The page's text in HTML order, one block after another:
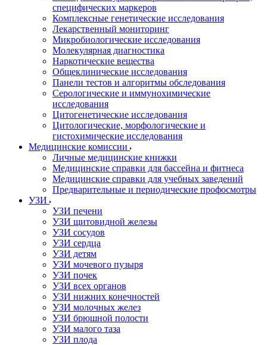
специфических маркеров
Комплексные генетические исследования
Лекарственный мониторинг
Микробиологические исследования
Молекулярная диагностика
Наркотические вещества
Общеклинические исследования
Панели тестов и алгоритмы обследования
Серологические и иммунохимические
исследования
Цитогенетические исследования
Цитологические, морфологические и
гистохимические исследования
Медицинские комиссии
Личные медицинские книжки
Медицинские справки для бассейна и фитнеса
Медицинские справки для учебных заведений
Предварительные и периодические профосмотры
УЗИ
УЗИ печени
УЗИ щитовидной железы
УЗИ сосудов
УЗИ сердца
УЗИ детям
УЗИ мочевого пузыря
УЗИ почек
УЗИ всех органов
УЗИ нижних конечностей
УЗИ молочных желез
УЗИ брюшной полости
УЗИ малого таза
УЗИ плода